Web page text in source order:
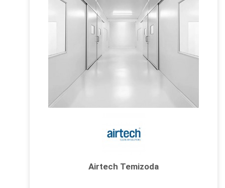
Airtech Temizoda